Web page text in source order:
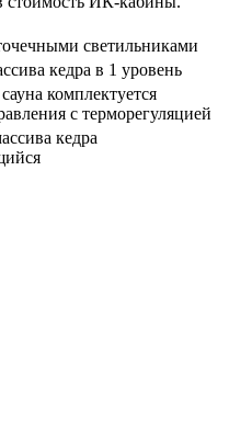
светильниками
кедра в 1 уровень
комплектуется
с терморегуляцией
кедра